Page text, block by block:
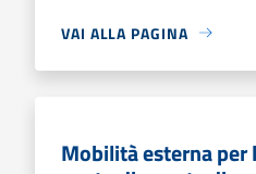
VAI ALLA PAGINA
Mobilità esterna per